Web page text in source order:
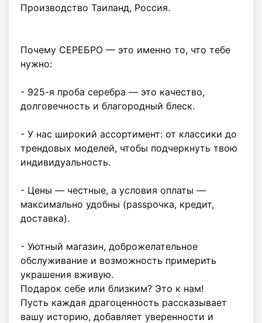
Производство Таиланд, Россия.
Почему СЕРЕБРО — это именно то, что тебе
нужно:
- 925-я проба серебра — это качество,
долговечность и благородный блеск.
- У нас широкий ассортимент: от классики до
трендовых моделей, чтобы подчеркнуть твою
индивидуальность.
- Цены — честные, а условия оплаты —
максимально удобны (рassрочка, кредит,
доставка).
- Уютный магазин, доброжелательное
обслуживание и возможность примерить
украшения вживую.
Подарок себе или близким? Это к нам!
Пусть каждая драгоценность рассказывает
вашу историю, добавляет уверенности и